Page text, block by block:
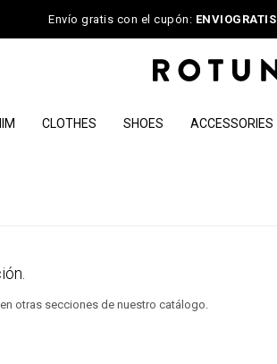
Envío gratis con el cupón: ENVIOGRATIS
CLOTHES SHOES ACCESSORIES
otras secciones de nuestro catálogo.